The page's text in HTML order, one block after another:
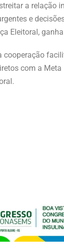
a
e
Eleitoral,
cooperação
com a